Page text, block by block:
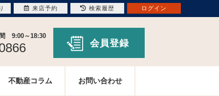
9:00～18:30
会員登録
不動産コラム お問い合わせ
来店予約 検索履歴 ログイン